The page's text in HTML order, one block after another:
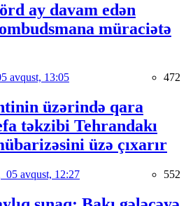
ay davam edən
müraciətə
avqust, 13:05 472
üzərində qara
təkzibi Tehrandakı
üzə çıxarır
05 avqust, 12:27 552